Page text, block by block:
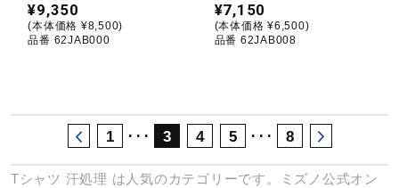
¥9,350
(本体価格 ¥8,500)
品番 62JAB000
¥7,150
(本体価格 ¥6,500)
品番 62JAB008
1 ･･･ 3 4 5 ･･･ 8
Tシャツ 汗処理 は人気のカテゴリーです。ミズノ公式オン